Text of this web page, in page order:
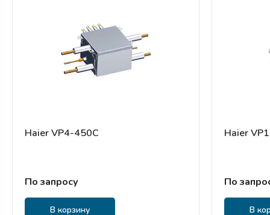
Haier VP4-450C
По запросу
В корзину
Haier
По
В